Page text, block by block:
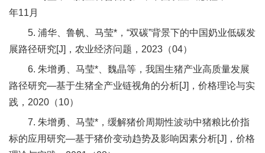
年11月
5. 浦华、鲁帆、马莹*，“双碳”背景下的中国奶业低碳发
展路径研究[J]，农业经济问题，2023（04）
6. 朱增勇、马莹*、魏晶等，我国生猪产业高质量发展
路径研究—基于生猪全产业链视角的分析[J]，价格理论与实
践，2020（10）
7. 朱增勇、马莹*，缓解猪价周期性波动中猪粮比价指
标的应用研究—基于猪价变动趋势及影响因素分析[J]，价格